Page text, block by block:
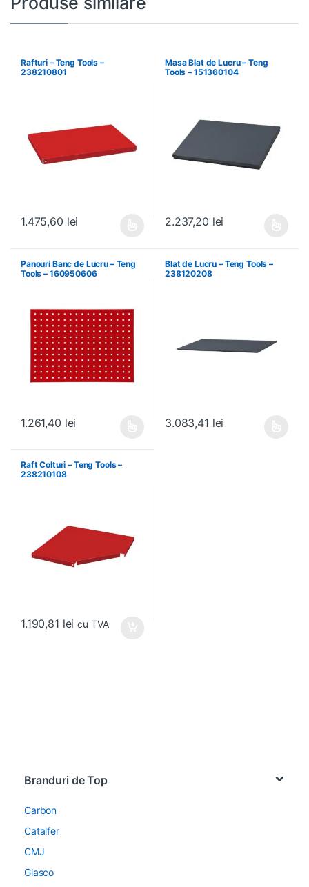
Rafturi – Teng Tools –
238210801
1.475,60 lei
Masa Blat de Lucru – Teng
Tools – 151360104
2.237,20 lei
Panouri Banc de Lucru – Teng
Tools – 160950606
1.261,40 lei
Blat de Lucru – Teng Tools –
238120208
3.083,41 lei
Raft Colturi – Teng Tools –
238210108
1.190,81 lei cu TVA
Branduri de Top
Carbon
Catalfer
CMJ
Giasco